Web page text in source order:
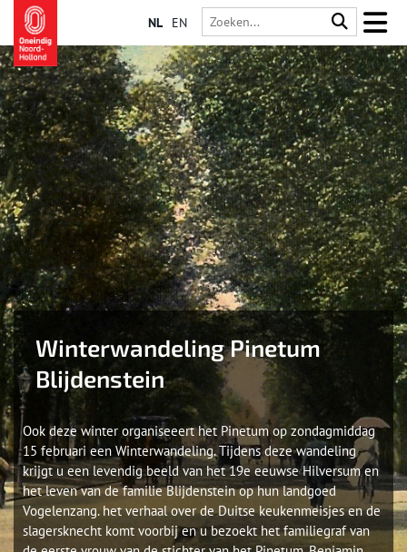
NL EN
Winterwandeling Pinetum
Blijdenstein
Ook deze winter organiseeert het Pinetum op zondagmiddag
15 februari een Winterwandeling. Tijdens deze wandeling
krijgt u een levendig beeld van het 19e eeuwse Hilversum en
het leven van de familie Blijdenstein op hun landgoed
Vogelenzang. het verhaal over de Duitse keukenmeisjes en de
slagersknecht komt voorbij en u bezoekt het familiegraf van